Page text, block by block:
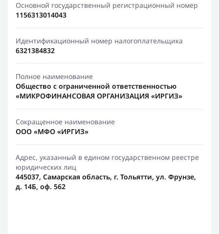
Основной государственный регистрационный номер
1156313014043
Идентификационный номер налогоплательщика
6321384832
Полное наименование
Общество с ограниченной ответственностью
«МИКРОФИНАНСОВАЯ ОРГАНИЗАЦИЯ «ИРГИЗ»
Сокращенное наименование
ООО «МФО «ИРГИЗ»
Адрес, указанный в едином государственном реестре
юридических лиц
445037, Самарская область, г. Тольятти, ул. Фрунзе,
д. 14Б, оф. 562